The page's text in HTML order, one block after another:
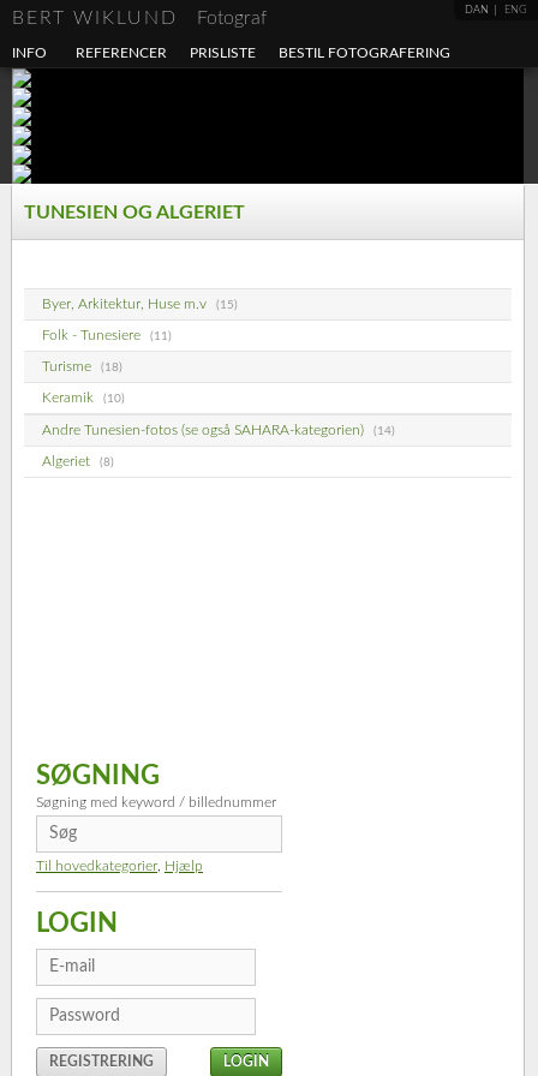
DAN ENG
BERT WIKLUND Fotograf
INFO REFERENCER PRISLISTE BESTIL FOTOGRAFERING
TUNESIEN OG ALGERIET
Byer, Arkitektur, Huse m.v (15)
Folk - Tunesiere (11)
Turisme (18)
Keramik (10)
Andre Tunesien-fotos (se også SAHARA-kategorien) (14)
Algeriet (8)
SØGNING
Søgning med keyword / billednummer
Til hovedkategorier Hjælp
LOGIN
REGISTRERING